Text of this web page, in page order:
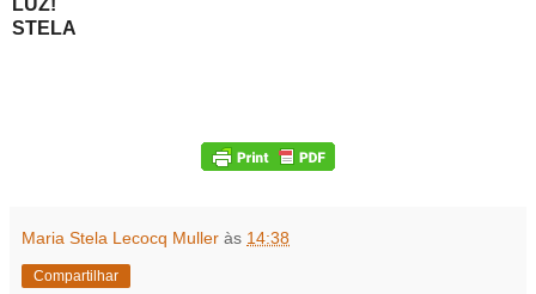
STELA
Maria Stela Lecocq Muller às 14:38
Compartilhar